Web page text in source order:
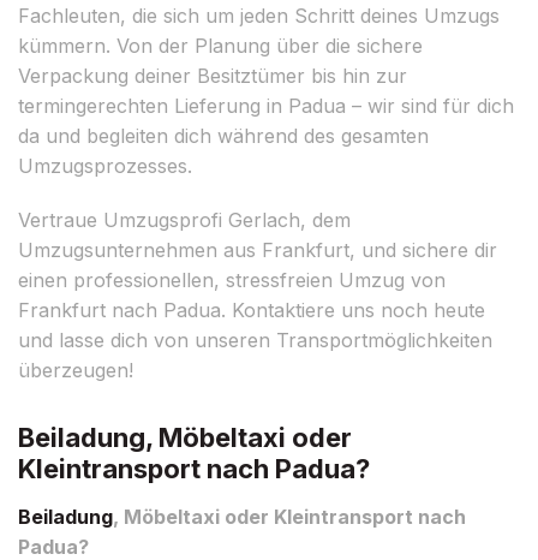
Fachleuten, die sich um jeden Schritt deines Umzugs
kümmern. Von der Planung über die sichere
Verpackung deiner Besitztümer bis hin zur
termingerechten Lieferung in Padua – wir sind für dich
da und begleiten dich während des gesamten
Umzugsprozesses.
Vertraue Umzugsprofi Gerlach, dem
Umzugsunternehmen aus Frankfurt, und sichere dir
einen professionellen, stressfreien Umzug von
Frankfurt nach Padua. Kontaktiere uns noch heute
und lasse dich von unseren Transportmöglichkeiten
überzeugen!
Beiladung, Möbeltaxi oder
Kleintransport nach Padua?
Beiladung, Möbeltaxi oder Kleintransport nach
Padua?